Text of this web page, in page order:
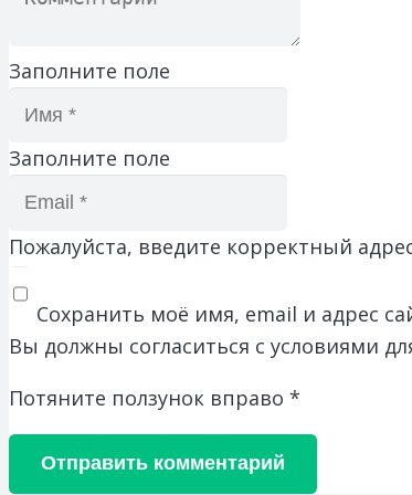
Заполните поле
Заполните поле
Пожалуйста, введите корректный
Сохранить моё имя, email и адрес
Вы должны согласиться с условиями
Потяните ползунок вправо *
Отправить комментарий